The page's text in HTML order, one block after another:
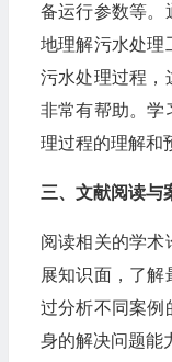
备运行参数等。
地理解污水处理
污水处理过程，
非常有帮助。学
理过程的理解和
三、文献阅读与
阅读相关的学术
展知识面，了解
过分析不同案例
身的解决问题能